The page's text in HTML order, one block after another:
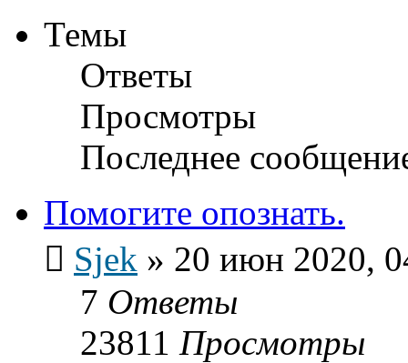
Темы
Ответы
Просмотры
Последнее
Помогите опознать.
Sjek » 20 июн 2020,
7 Ответы
23811 Просмотры